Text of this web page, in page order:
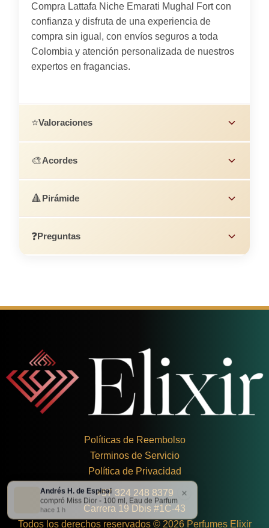
Compra Lattafa Niche Emarati Mughal Fort con
confianza y disfruta de una experiencia de
compra sin igual, con envíos seguros a toda
Colombia y atención personalizada de nuestros
expertos en fragancias.
⭐Valoraciones
🎨Acordes
🔺Pirámide
❓Preguntas
Políticas de Reembolso
Terminos de Servicio
Política de Privacidad
+57 324 248 8379
Carrera 19 Dbis #1C-43
Todos los derechos reservados © 2026 Perfumes Elixir
Andrés H. de Espinal
compró Miss Dior - 100 ml, Eau de Parfum
hace 1 h
×